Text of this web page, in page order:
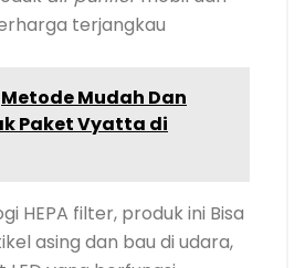
yang berfungsi
maksimal Anda
di dalam mobil.
lho. Sehingga
dan wangi.